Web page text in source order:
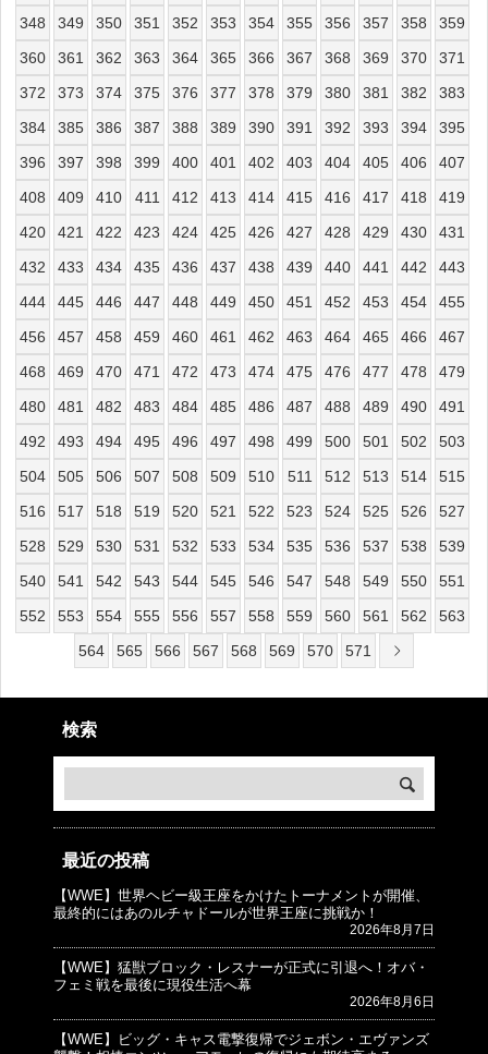
348
349 350 351 352 353 354 355 356 357 358
359
360
361 362 363 364 365 366 367 368 369 370
371
372
373 374 375 376 377 378 379 380 381 382
383
384
385 386 387 388 389 390 391 392 393 394
395
396
397 398 399 400 401 402 403 404 405 406
407
408
409 410 411 412 413 414 415 416 417 418
419
420
421 422 423 424 425 426 427 428 429 430
431
432
433 434 435 436 437 438 439 440 441 442
443
444
445 446 447 448 449 450 451 452 453 454
455
456
457 458 459 460 461 462 463 464 465 466
467
468
469 470 471 472 473 474 475 476 477 478
479
480
481 482 483 484 485 486 487 488 489 490
491
492
493 494 495 496 497 498 499 500 501 502
503
504
505 506 507 508 509 510 511 512 513 514
515
516
517 518 519 520 521 522 523 524 525 526
527
528
529 530 531 532 533 534 535 536 537 538
539
540
541 542 543 544 545 546 547 548 549 550
551
552
553 554 555 556 557 558 559 560 561 562
563
564
565 566 567 568 569 570 571
検索
最近の投稿
【WWE】世界ヘビー級王座をかけたトーナメントが開催、
最終的にはあのルチャドールが世界王座に挑戦か！
2026年8月7日
【WWE】猛獣ブロック・レスナーが正式に引退へ！オバ・
フェミ戦を最後に現役生活へ幕
2026年8月6日
【WWE】ビッグ・キャス電撃復帰でジェボン・エヴァンズ
© プロレスJunkie ～WWEの最新情報 USA～